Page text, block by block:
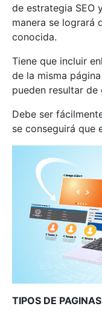
de estrategia SEO
manera se logrará
conocida.
Tiene que incluir
de la misma
pueden resultar de
Debe ser
se conseguirá que
TIPOS DE